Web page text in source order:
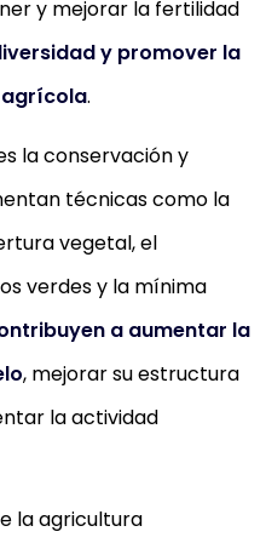
y mejorar la fertilidad
y promover la
agrícola.
la conservación y
técnicas como la
vegetal, el
verdes y la mínima
a aumentar la
, mejorar su estructura
la actividad
la agricultura